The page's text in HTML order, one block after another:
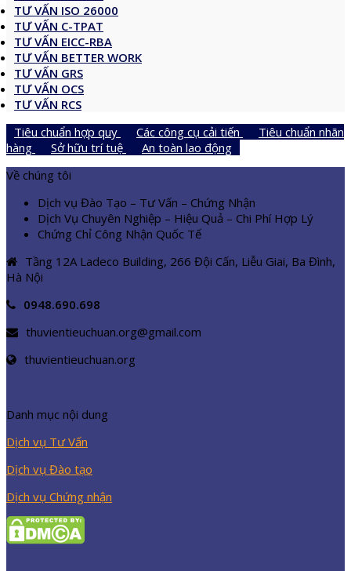
TƯ VẤN ISO 26000
TƯ VẤN C-TPAT
TƯ VẤN EICC-RBA
TƯ VẤN BETTER WORK
TƯ VẤN GRS
TƯ VẤN OCS
TƯ VẤN RCS
Tiêu chuẩn hợp quy
Các công cụ cải tiến
Tiêu chuẩn nhãn
hàng
Sở hữu trí tuệ
An toàn lao động
Về chúng tôi
Dịch vụ Đào Tạo – Tư Vấn – Chứng Nhận
Dịch Vụ Chuyên Nghiệp – Hiệu Quả – Chi Phí Hợp Lý
Chứng Chỉ Công Nhận Quốc Tế
Tầng 12A Ladeco Building, 266 Đội Cấn, Liễu Giai, Ba Đình,
Hà Nội
0948.690.698
thuvientieuchuan.org@gmail.com
thuvientieuchuan.org
Danh mục nội dung
Dịch vụ Tư Vấn
Dịch vụ Đào tạo
Dịch vụ Chứng nhận